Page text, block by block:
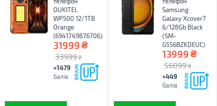
OUKITEL
WP500 12/1TB
Orange
(6941749876706)
31999₴
33999 ₴
+1479
балів
Samsung
Galaxy Xcover7
6/128Gb Black
(SM-
G556BZKDEUC)
13999₴
56099 ₴
+449
балів